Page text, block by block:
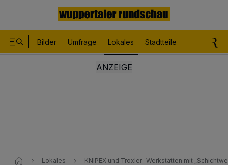
Bilder Umfrage Lokales Stadtteile
Lokales KNIPEX und Troxler-Werkstätten mit